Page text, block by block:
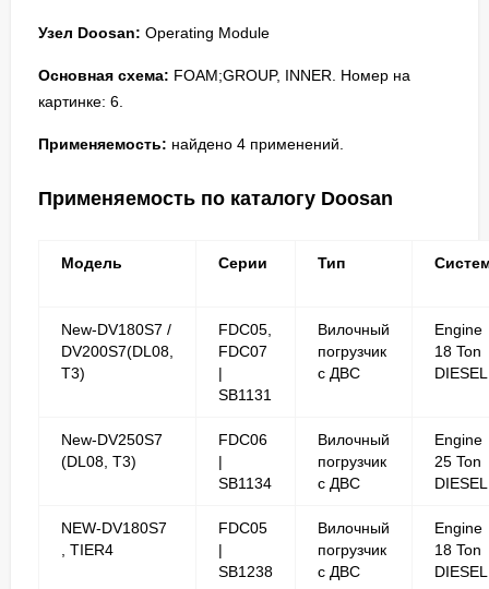
Узел Doosan: Operating Module
Основная схема: FOAM;GROUP, INNER. Номер на
картинке: 6.
Применяемость: найдено 4 применений.
Применяемость по каталогу Doosan
Модель Серии Тип
New-DV180S7 /
DV200S7(DL08,
T3)
FDC05,
FDC07
|
SB1131
Вилочный
погрузчик
с ДВС
Engine
18 Ton
DIESEL
New-DV250S7
(DL08, T3)
FDC06
|
SB1134
Вилочный
погрузчик
с ДВС
Engine
25 Ton
DIESEL
NEW-DV180S7
, TIER4
FDC05
|
SB1238
Вилочный
погрузчик
с ДВС
Engine
18 Ton
DIESEL